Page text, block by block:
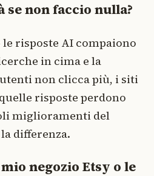
non faccio nulla?
risposte AI compaiono
in cima e la
non clicca più, i siti
risposte perdono
miglioramenti del
differenza.
negozio Etsy o le